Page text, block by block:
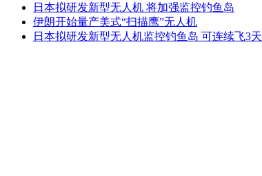
张柏芝:考虑到儿子不随便恋爱
日本拟研发新型无人机 将加强监控钓鱼岛
伊朗开始量产美式“扫描鹰”无人机
日本拟研发新型无人机监控钓鱼岛 可连续飞3天